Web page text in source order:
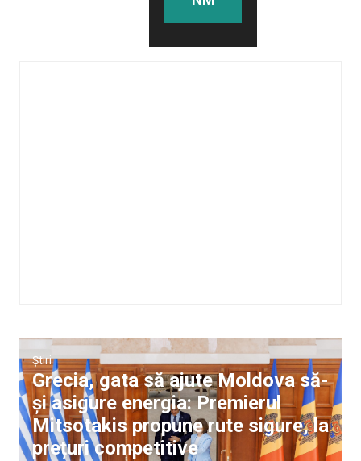
Știri
Grecia, gata să ajute Moldova să-
și asigure energia: Premierul
Mitsotakis propune rute sigure, la
prețuri competitive